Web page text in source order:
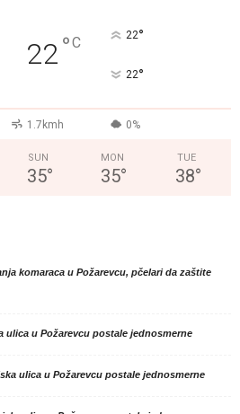
22°C 22°
22°
1.7kmh 0%
SUN
35°
MON
35°
TUE
38°
komaraca u Požarevcu, pčelari da zaštite
ulica u Požarevcu postale jednosmerne
ulica u Požarevcu postale jednosmerne